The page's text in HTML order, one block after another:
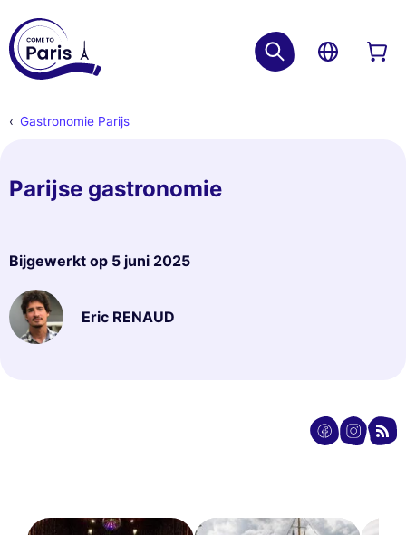
Gastronomie Parijs
Parijse gastronomie
Bijgewerkt op 5 juni 2025
Eric RENAUD